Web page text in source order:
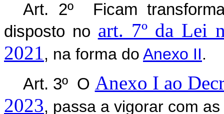
Art. 2º Ficam
disposto no art. 7º da Lei
2021, na forma do Anexo II.
Art. 3º O Anexo I ao
2023, passa a vigorar com